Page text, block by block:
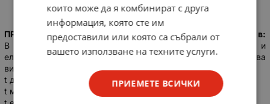
ПРОВОДНИЦИ от сериятаПММ (LIY)намират приложение в:
В слаботокови уредби, изчислителната и
електротехническата промишленост, където се изисква
висока гъвкавост,
t доп. работно +70 °С;
t монтаж ≥ -5 °С;
които може да я комбинират с друга
информация, която сте им
предоставили или която са събрали от
вашето използване на техните услуги.
ПРИЕМЕТЕ ВСИЧКИ